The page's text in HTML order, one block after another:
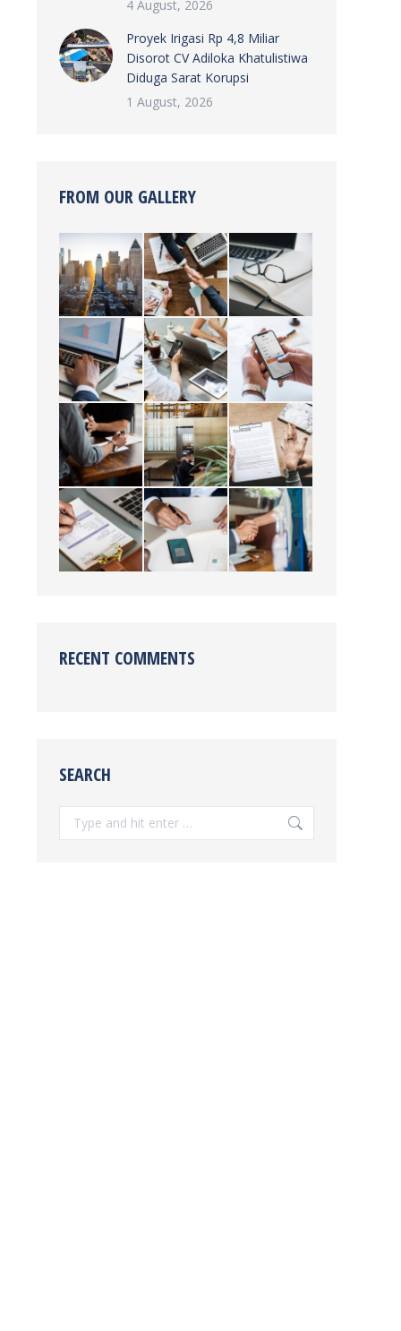
4 August, 2026
Proyek Irigasi Rp 4,8 Miliar
Disorot CV Adiloka Khatulistiwa
Diduga Sarat Korupsi
1 August, 2026
FROM OUR GALLERY
RECENT COMMENTS
SEARCH
Search: